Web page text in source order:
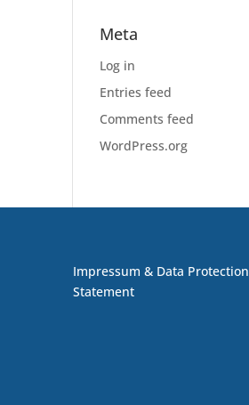
Meta
Log in
Entries feed
Comments feed
WordPress.org
Impressum & Data Protection
Statement